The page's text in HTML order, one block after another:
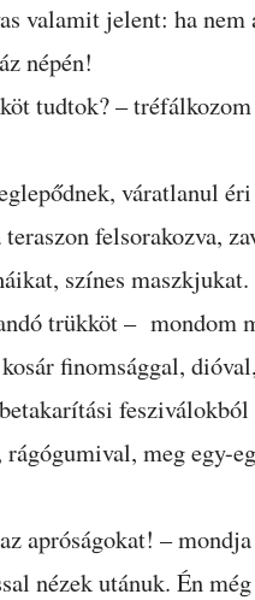
valamit jelent: ha nem
népén!
tudtok? –
váratlanul éri
felsorakozva,
színes maszkjukat.
trükköt – mondom
finomsággal,
meg egy-
apróságokat! –
nézek utánuk. Én